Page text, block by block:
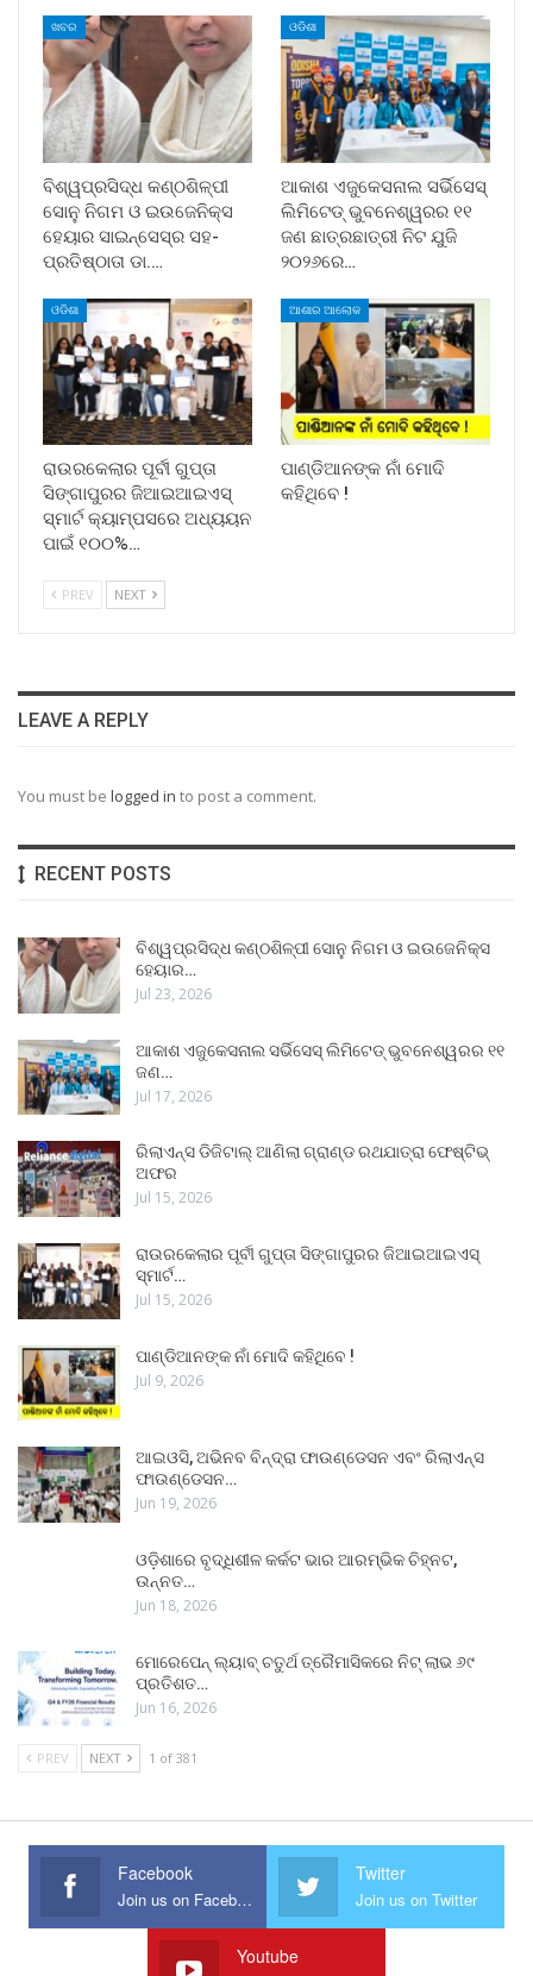
ଖବର
ବିଶ୍ୱପ୍ରସିଦ୍ଧ କଣ୍ଠଶିଳ୍ପୀ
ସୋନୁ ନିଗମ ଓ ଇଉଜେନିକ୍ସ
ହେୟାର ସାଇନ୍ସେସ୍ର ସହ-
ପ୍ରତିଷ୍ଠାତା ଡା.…
ଓଡିଶା
ଆକାଶ ଏଜୁକେସନାଲ ସର୍ଭିସେସ୍
ଲିମିଟେଡ୍ ଭୁବନେଶ୍ୱରର ୧୧
ଜଣ ଛାତ୍ରଛାତ୍ରୀ ନିଟ ଯୁଜି
୨୦୨୬ରେ…
ଓଡିଶା
ରାଉରକେଲାର ପୂର୍ବୀ ଗୁପ୍ତା
ସିଙ୍ଗାପୁରର ଜିଆଇଆଇଏସ୍
ସ୍ମାର୍ଟ କ୍ୟାମ୍ପସରେ ଅଧ୍ୟୟନ
ପାଇଁ ୧୦୦%…
ଆଶାର ଆଲୋକ
ପାଣ୍ଡିଆନଙ୍କ ନାଁ ମୋଦି
କହିଥିବେ !
PREV NEXT
LEAVE A REPLY
You must be logged in to post a comment.
RECENT POSTS
ବିଶ୍ୱପ୍ରସିଦ୍ଧ କଣ୍ଠଶିଳ୍ପୀ ସୋନୁ ନିଗମ ଓ ଇଉଜେନିକ୍ସ
ହେୟାର…
Jul 23, 2026
ଆକାଶ ଏଜୁକେସନାଲ ସର୍ଭିସେସ୍ ଲିମିଟେଡ୍ ଭୁବନେଶ୍ୱରର ୧୧
ଜଣ…
Jul 17, 2026
ରିଲାଏନ୍ସ ଡିଜିଟାଲ୍ ଆଣିଲା ଗ୍ରାଣ୍ଡ ରଥଯାତ୍ରା ଫେଷ୍ଟିଭ୍
ଅଫର
Jul 15, 2026
ରାଉରକେଲାର ପୂର୍ବୀ ଗୁପ୍ତା ସିଙ୍ଗାପୁରର ଜିଆଇଆଇଏସ୍
ସ୍ମାର୍ଟ…
Jul 15, 2026
ପାଣ୍ଡିଆନଙ୍କ ନାଁ ମୋଦି କହିଥିବେ !
Jul 9, 2026
ଆଇଓସି, ଅଭିନବ ବିନ୍ଦ୍ରା ଫାଉଣ୍ଡେସନ ଏବଂ ରିଲାଏନ୍ସ
ଫାଉଣ୍ଡେସନ…
Jun 19, 2026
ଓଡ଼ିଶାରେ ବୃଦ୍ଧିଶୀଳ କର୍କଟ ଭାର ଆରମ୍ଭିକ ଚିହ୍ନଟ,
ଉନ୍ନତ…
Jun 18, 2026
ମୋରେପେନ୍ ଲ୍ୟାବ୍ ଚତୁର୍ଥ ତ୍ରୈମାସିକରେ ନିଟ୍ ଲାଭ ୬୯
ପ୍ରତିଶତ…
Jun 16, 2026
PREV NEXT 1 of 381
Facebook
Join us on Facebook
Twitter
Join us on Twitter
Youtube